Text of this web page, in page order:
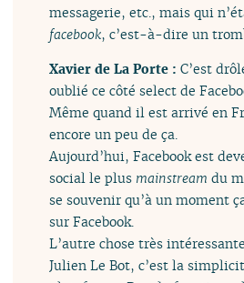
messagerie, etc., mais qui
facebook, c’est-à-dire un
Xavier de La Porte :C’est
oublié ce côté select de
Même quand il est arrivé en
encore un peu de ça.
Aujourd’hui, Facebook est
social le plus mainstream du
se souvenir qu’à un moment
sur Facebook.
L’autre chose très
Julien Le Bot, c’est la